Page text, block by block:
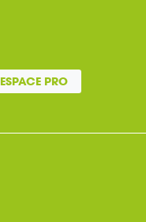
ESPACE PRO